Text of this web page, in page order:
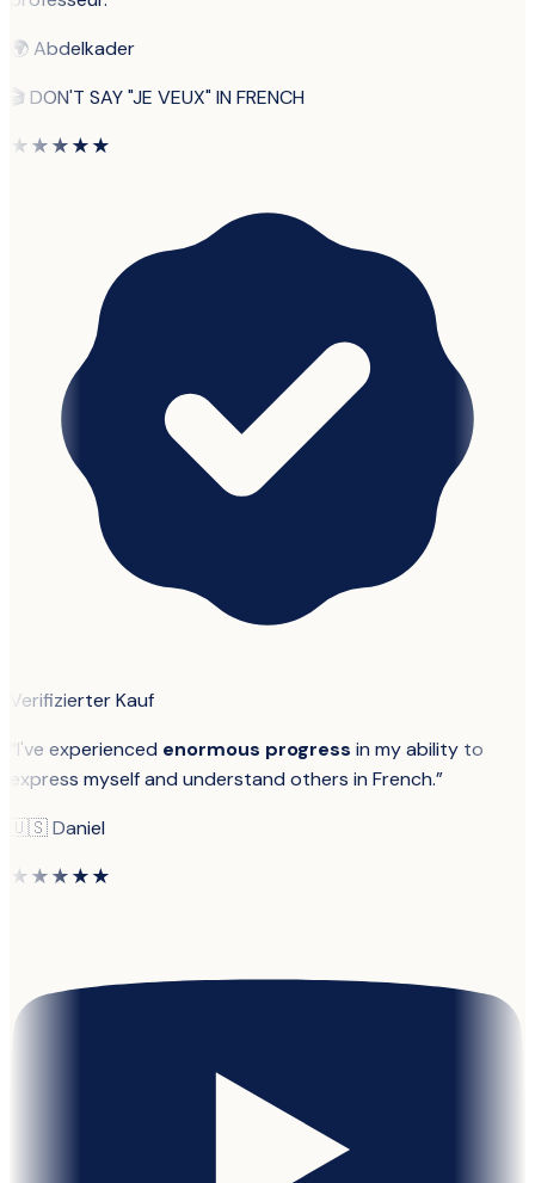
🌍Abdelkader
🎬 DON'T SAY "JE VEUX" IN FRENCH
★★★★★
Verifizierter Kauf
I've experienced enormous progress in my ability to
express myself and understand others in French.”
🇺🇸Daniel
★★★★★